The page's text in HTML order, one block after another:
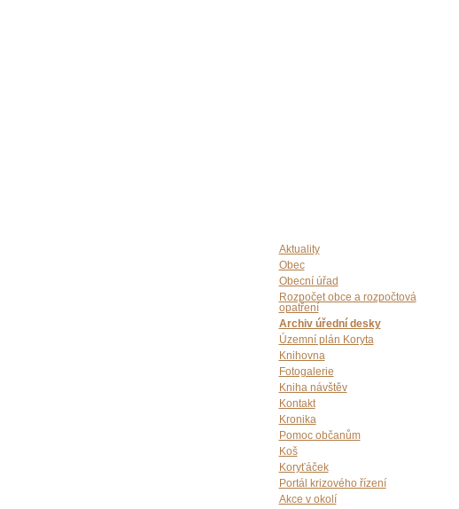
Aktuality
Obec
Obecní úřad
Rozpočet obce a rozpočtová
opatření
Archiv úřední desky
Územní plán Koryta
Knihovna
Fotogalerie
Kniha návštěv
Kontakt
Kronika
Pomoc občanům
Koš
Koryťáček
Portál krizového řízení
Akce v okolí